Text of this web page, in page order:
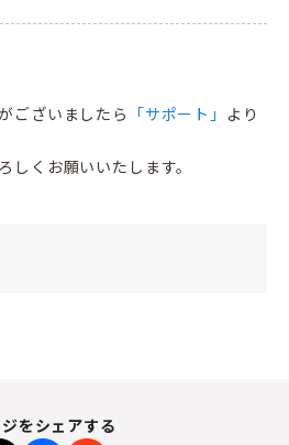
ございましたら 「サポート」 より
しくお願いいたします。
をシェアする